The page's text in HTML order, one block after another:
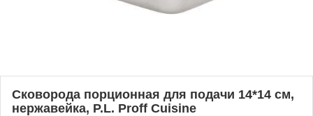
Сковорода порционная для подачи 14*14 см,
нержавейка, P.L. Proff Cuisine